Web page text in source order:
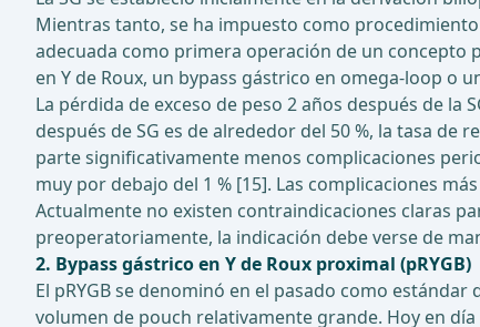
Mientras tanto, se ha impuesto como
adecuada como primera operación de un concepto
en Y de Roux, un bypass gástrico en omega-loop o
La pérdida de exceso de peso 2 años después de la
después de SG es de alrededor del 50 %, la tasa de
parte significativamente menos complicaciones
muy por debajo del 1 % [15]. Las complicaciones
Actualmente no existen contraindicaciones claras
preoperatoriamente, la indicación debe verse de
2. Bypass gástrico en Y de Roux proximal (pRYGB)
El pRYGB se denominó en el pasado como
volumen de pouch relativamente grande. Hoy en